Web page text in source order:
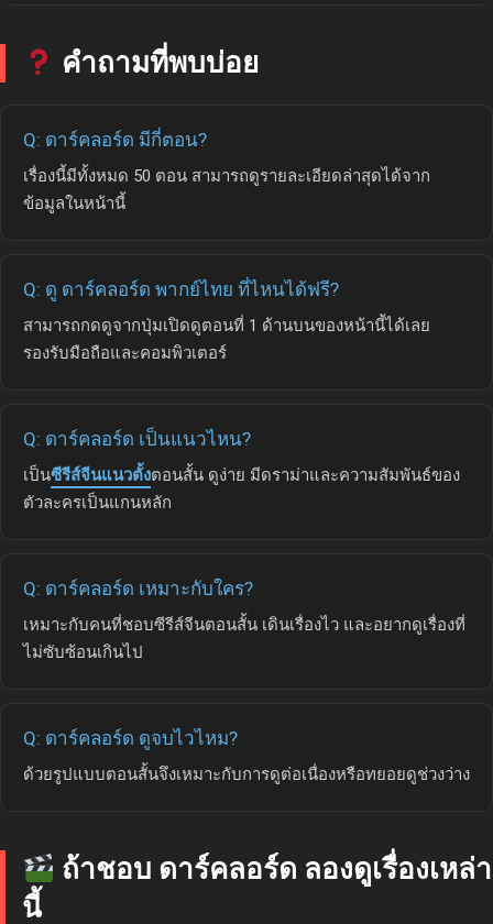
คำถามที่พบบ่อย
Q: ดาร์คลอร์ด มีกี่ตอน?
เรื่องนี้มีทั้งหมด 50 ตอน สามารถดูรายละเอียดล่าสุดได้จาก
ข้อมูลในหน้านี้
Q: ดู ดาร์คลอร์ด พากย์ไทย ที่ไหนได้ฟรี?
สามารถกดดูจากปุ่มเปิดดูตอนที่ 1 ด้านบนของหน้านี้ได้เลย
รองรับมือถือและคอมพิวเตอร์
Q: ดาร์คลอร์ด เป็นแนวไหน?
เป็นซีรีส์จีนแนวตั้งตอนสั้น ดูง่าย มีดราม่าและความสัมพันธ์ของ
ตัวละครเป็นแกนหลัก
Q: ดาร์คลอร์ด เหมาะกับใคร?
เหมาะกับคนที่ชอบซีรีส์จีนตอนสั้น เดินเรื่องไว และอยากดูเรื่องที่
ไม่ซับซ้อนเกินไป
Q: ดาร์คลอร์ด ดูจบไวไหม?
ด้วยรูปแบบตอนสั้นจึงเหมาะกับการดูต่อเนื่องหรือทยอยดูช่วงว่าง
ถ้าชอบ ดาร์คลอร์ด ลองดูเรื่องเหล่า
นี้